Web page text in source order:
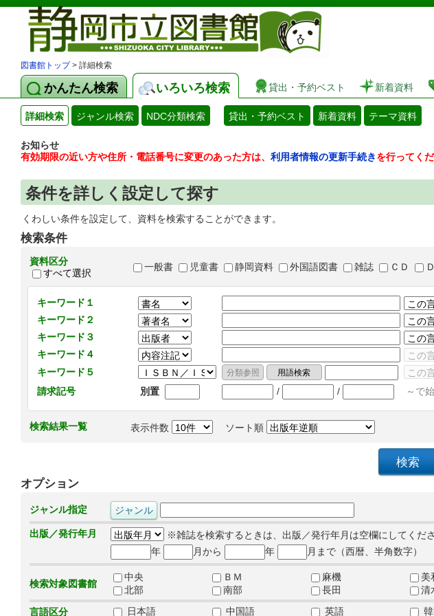
図書館 蔵書検索・予約
図書館トップ> 詳細検索
かんたん検索 いろいろ検索 貸出・予約ベスト 新着資料
詳細検索 ジャンル検索 NDC分類検索 貸出・予約ベスト 新着資料 テーマ資料
お知らせ
有効期限の近い方や住所・電話番号に変更のあった方は、 利用者情報の更新手続きを行ってくだ
条件を詳しく設定して探す
くわしい条件を設定して、資料を検索することができます。
検索条件
資料区分
すべて選択
一般書 児童書 静岡資料 外国語図書 雑誌 ＣＤ
キーワード１
キーワード２
キーワード３
キーワード４
キーワード５
請求記号
別置 / / ～で
検索結果一覧 表示件数 ソート順
オプション
ジャンル指定
出版／発行年月
※雑誌を検索するときは、出版／発行年月は空欄にしてくださ
年
月から 年 月まで（西暦、半角数字）
検索対象図書館
中央 ＢＭ 麻機 美
北部
南部 長田 清
言語区分
日本語 中国語 英語